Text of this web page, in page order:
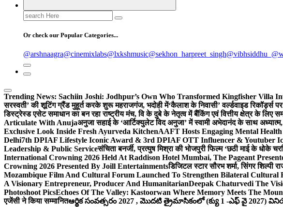
Search
for:
Or check our Popular Categories...
@arshnaagra@cinemixlabs@lxkshmusic@sekhon_harpreet_singh@vibhsiddhu_
Trending News: Sachiin Joshi: Jodhpur’s Own Who Transformed Kingfisher Villa
सरस्वती’ की शूटिंग ग्रैंड मुहूर्त करके शुरू महराजगंज, भदोही में‘कैलाश के निवासी’ वर्ल्डवाइड रिकॉर्ड्स
डिस्ट्रेस्ड एसेट समाधान का बन रहा राष्ट्रीय मंच, वि के दुबे के नेतृत्व में बैंकिंग एवं वित्तीय क्षेत्र के लिए
Articulate With Anujaअनुजा सहाई के ‘आर्टिक्युलेट विद अनुजा’ में स्वामी अभेदानंद के साथ
Exclusive Look Inside Fresh Ayurveda KitchenAAFT Hosts Engaging Mental
Delhi7th DPIAF Lifestyle Iconic Award & 3rd DPIAF OTT Influencer & Youtuber
Leadership & Public Serviceसंचिता बनर्जी, प्रत्युष मिश्रा की भोजपुरी फिल्म ‘छठी माई के धोके
International Crowning 2026 Held At Raddison Hotel Mumbai, The Pageant
Crowning 2026 Presented By Joill Entertainmentsडिजिटल स्टार सौरभ शर्मा, सिंगर शिल्पी
Mozambique Film And Cultural Forum Launched To Strengthen Bilateral Cultural
A Visionary Entrepreneur, Producer And HumanitarianDeepak Chaturvedi The
Photoshoot PicsEchoes Of The Valley: Kastoorwan Where Memory Meets The
एजेंसी ने किया सम्मानितఆర్థిక సంవత్సరం 2027 , మొదటి త్రైమాసికంలో (క్యు 1 -ఎఫ్ వై 2027)